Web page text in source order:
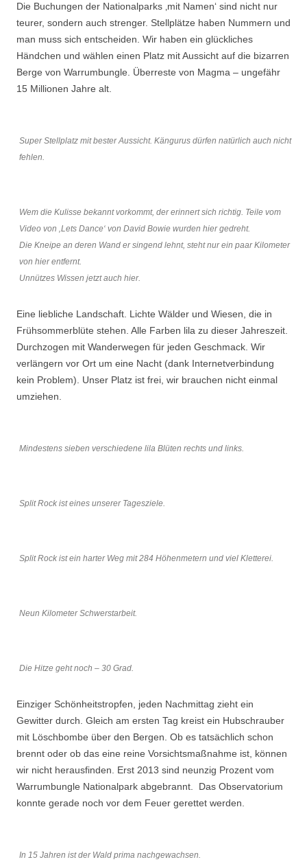
Die Buchungen der Nationalparks ‚mit Namen‘ sind nicht nur
teurer, sondern auch strenger. Stellplätze haben Nummern und
man muss sich entscheiden. Wir haben ein glückliches
Händchen und wählen einen Platz mit Aussicht auf die bizarren
Berge von Warrumbungle. Überreste von Magma – ungefähr
15 Millionen Jahre alt.
Super Stellplatz mit bester Aussicht. Kängurus dürfen natürlich auch nicht
fehlen.
Wem die Kulisse bekannt vorkommt, der erinnert sich richtig. Teile vom
Video von ‚Lets Dance‘ von David Bowie wurden hier gedreht.
Die Kneipe an deren Wand er singend lehnt, steht nur ein paar Kilometer
von hier entfernt.
Unnützes Wissen jetzt auch hier.
Eine liebliche Landschaft. Lichte Wälder und Wiesen, die in
Frühsommerblüte stehen. Alle Farben lila zu dieser Jahreszeit.
Durchzogen mit Wanderwegen für jeden Geschmack. Wir
verlängern vor Ort um eine Nacht (dank Internetverbindung
kein Problem). Unser Platz ist frei, wir brauchen nicht einmal
umziehen.
Mindestens sieben verschiedene lila Blüten rechts und links.
Split Rock ist eines unserer Tagesziele.
Split Rock ist ein harter Weg mit 284 Höhenmetern und viel Kletterei.
Neun Kilometer Schwerstarbeit.
Die Hitze geht noch – 30 Grad.
Einziger Schönheitstropfen, jeden Nachmittag zieht ein
Gewitter durch. Gleich am ersten Tag kreist ein Hubschrauber
mit Löschbombe über den Bergen. Ob es tatsächlich schon
brennt oder ob das eine reine Vorsichtsmaßnahme ist, können
wir nicht herausfinden. Erst 2013 sind neunzig Prozent vom
Warrumbungle Nationalpark abgebrannt. Das Observatorium
konnte gerade noch vor dem Feuer gerettet werden.
In 15 Jahren ist der Wald prima nachgewachsen.